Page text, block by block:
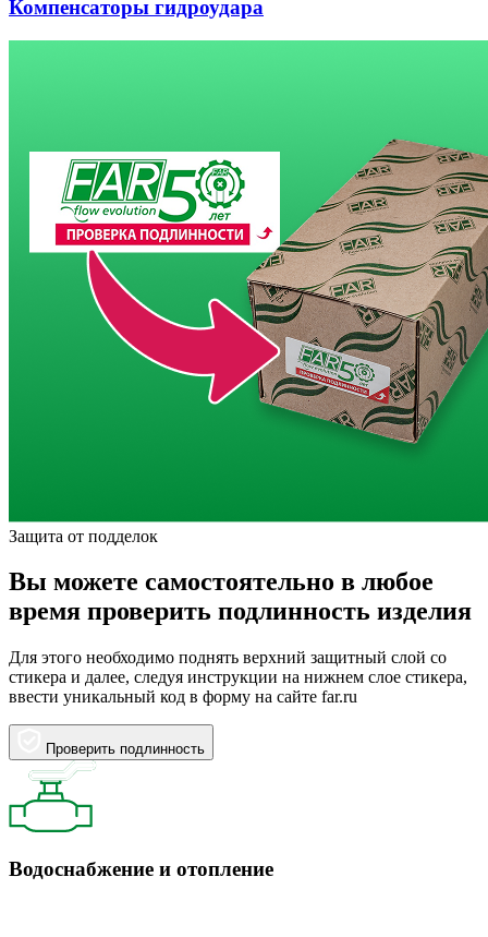
Компенсаторы гидроудара
Защита от подделок
Вы можете самостоятельно в любое
время проверить подлинность изделия
Для этого необходимо поднять верхний защитный слой со
стикера и далее, следуя инструкции на нижнем слое стикера,
ввести уникальный код в форму на сайте far.ru
Проверить подлинность
Водоснабжение и отопление